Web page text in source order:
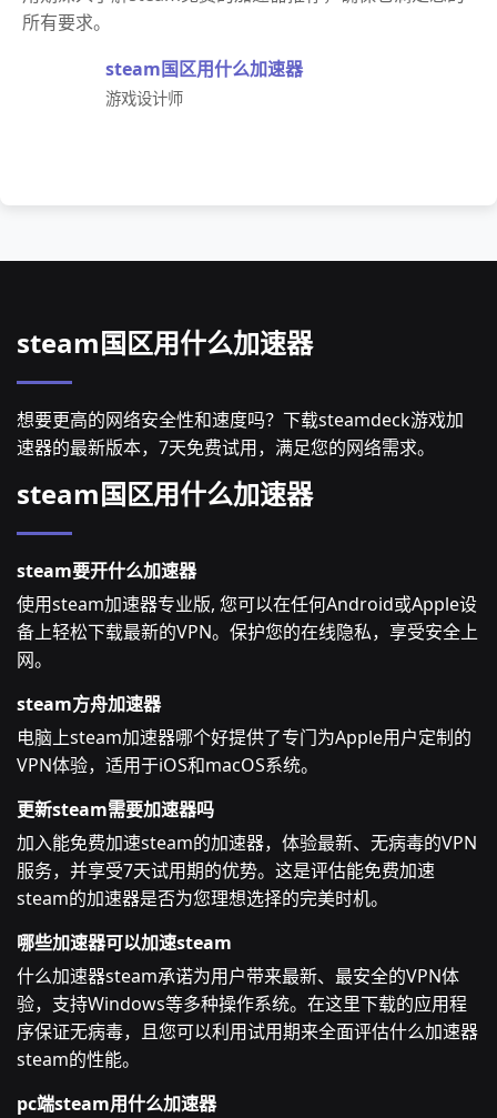
所有要求。
steam国区用什么加速器
游戏设计师
steam国区用什么加速器
想要更高的网络安全性和速度吗？下载steamdeck游戏加
速器的最新版本，7天免费试用，满足您的网络需求。
steam国区用什么加速器
steam要开什么加速器
使用steam加速器专业版, 您可以在任何Android或Apple设
备上轻松下载最新的VPN。保护您的在线隐私，享受安全上
网。
steam方舟加速器
电脑上steam加速器哪个好提供了专门为Apple用户定制的
VPN体验，适用于iOS和macOS系统。
更新steam需要加速器吗
加入能免费加速steam的加速器，体验最新、无病毒的VPN
服务，并享受7天试用期的优势。这是评估能免费加速
steam的加速器是否为您理想选择的完美时机。
哪些加速器可以加速steam
什么加速器steam承诺为用户带来最新、最安全的VPN体
验，支持Windows等多种操作系统。在这里下载的应用程
序保证无病毒，且您可以利用试用期来全面评估什么加速器
steam的性能。
pc端steam用什么加速器